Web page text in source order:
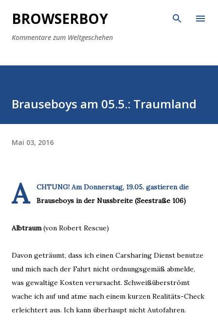
Direkt zum Hauptbereich
BROWSERBOY
Kommentare zum Weltgeschehen
Brauseboys am 05.5.: Traumland
Mai 03, 2016
A
CHTUNG! Am Donnerstag, 19.05. gastieren die
Brauseboys in der Nussbreite (Seestraße 106)
Albtraum(von Robert Rescue)
Davon geträumt, dass ich einen Carsharing Dienst benutze
und mich nach der Fahrt nicht ordnungsgemäß abmelde,
was gewaltige Kosten verursacht. Schweißüberströmt
wache ich auf und atme nach einem kurzen Realitäts-Check
erleichtert aus. Ich kann überhaupt nicht Autofahren.